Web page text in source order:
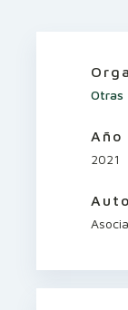
Otras
Año
2021